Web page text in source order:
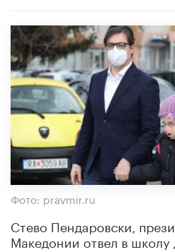
Фото: pravmir.ru
Стево Пендаровски,
Македонии отвел в школу